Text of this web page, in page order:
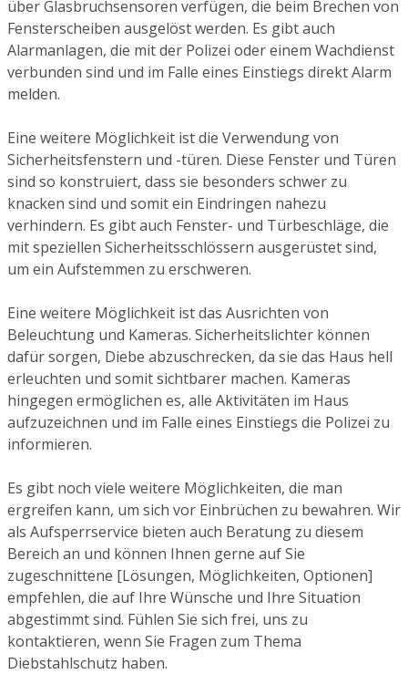
über Glasbruchsensoren verfügen, die beim Brechen von
Fensterscheiben ausgelöst werden. Es gibt auch
Alarmanlagen, die mit der Polizei oder einem Wachdienst
verbunden sind und im Falle eines Einstiegs direkt Alarm
melden.
Eine weitere Möglichkeit ist die Verwendung von
Sicherheitsfenstern und -türen. Diese Fenster und Türen
sind so konstruiert, dass sie besonders schwer zu
knacken sind und somit ein Eindringen nahezu
verhindern. Es gibt auch Fenster- und Türbeschläge, die
mit speziellen Sicherheitsschlössern ausgerüstet sind,
um ein Aufstemmen zu erschweren.
Eine weitere Möglichkeit ist das Ausrichten von
Beleuchtung und Kameras. Sicherheitslichter können
dafür sorgen, Diebe abzuschrecken, da sie das Haus hell
erleuchten und somit sichtbarer machen. Kameras
hingegen ermöglichen es, alle Aktivitäten im Haus
aufzuzeichnen und im Falle eines Einstiegs die Polizei zu
informieren.
Es gibt noch viele weitere Möglichkeiten, die man
ergreifen kann, um sich vor Einbrüchen zu bewahren. Wir
als Aufsperrservice bieten auch Beratung zu diesem
Bereich an und können Ihnen gerne auf Sie
zugeschnittene [Lösungen, Möglichkeiten, Optionen]
empfehlen, die auf Ihre Wünsche und Ihre Situation
abgestimmt sind. Fühlen Sie sich frei, uns zu
kontaktieren, wenn Sie Fragen zum Thema
Diebstahlschutz haben.